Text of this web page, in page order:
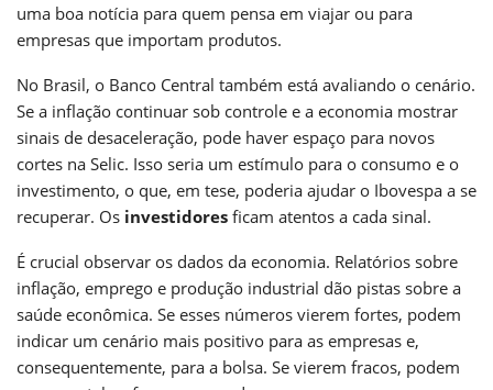
uma boa notícia para quem pensa em viajar ou para
empresas que importam produtos.
No Brasil, o Banco Central também está avaliando o cenário.
Se a inflação continuar sob controle e a economia mostrar
sinais de desaceleração, pode haver espaço para novos
cortes na Selic. Isso seria um estímulo para o consumo e o
investimento, o que, em tese, poderia ajudar o Ibovespa a se
recuperar. Os investidores ficam atentos a cada sinal.
É crucial observar os dados da economia. Relatórios sobre
inflação, emprego e produção industrial dão pistas sobre a
saúde econômica. Se esses números vierem fortes, podem
indicar um cenário mais positivo para as empresas e,
consequentemente, para a bolsa. Se vierem fracos, podem